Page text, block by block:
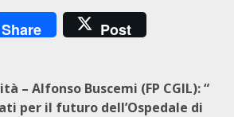
Share Post
– Alfonso Buscemi (FP CGIL): “
per il futuro dell’Ospedale di